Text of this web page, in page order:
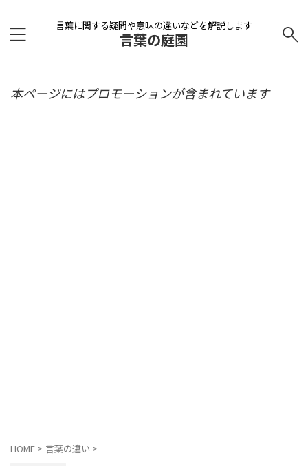
言葉に関する疑問や意味の違いなどを解説します
言葉の庭園
本ページにはプロモーションが含まれています
HOME > 言葉の違い >